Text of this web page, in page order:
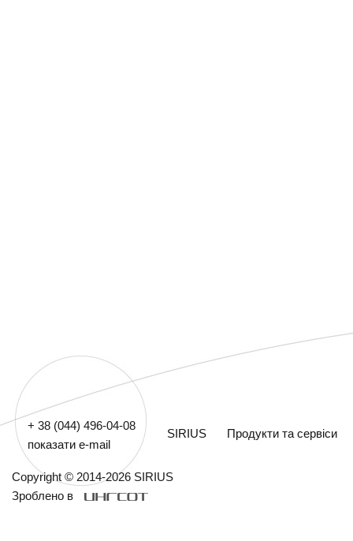
+ 38 (044) 496-04-08
показати e-mail
SIRIUS Продукти та сервіси
Copyright © 2014-2026 SIRIUS
Зроблено в